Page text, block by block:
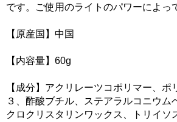
です。ご使用のライトのパワーによっ
【原産国】中国
【内容量】60g
【成分】アクリレーツコポリマー、ポ
３、酢酸ブチル、ステアラルコニウム
クロクリスタリンワックス、トリイソ